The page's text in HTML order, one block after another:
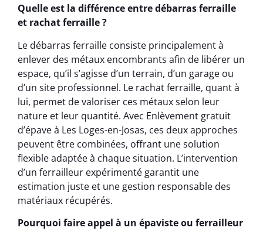
Quelle est la différence entre débarras ferraille
et rachat ferraille ?
Le débarras ferraille consiste principalement à
enlever des métaux encombrants afin de libérer un
espace, qu’il s’agisse d’un terrain, d’un garage ou
d’un site professionnel. Le rachat ferraille, quant à
lui, permet de valoriser ces métaux selon leur
nature et leur quantité. Avec Enlèvement gratuit
d’épave à Les Loges-en-Josas, ces deux approches
peuvent être combinées, offrant une solution
flexible adaptée à chaque situation. L’intervention
d’un ferrailleur expérimenté garantit une
estimation juste et une gestion responsable des
matériaux récupérés.
Pourquoi faire appel à un épaviste ou ferrailleur